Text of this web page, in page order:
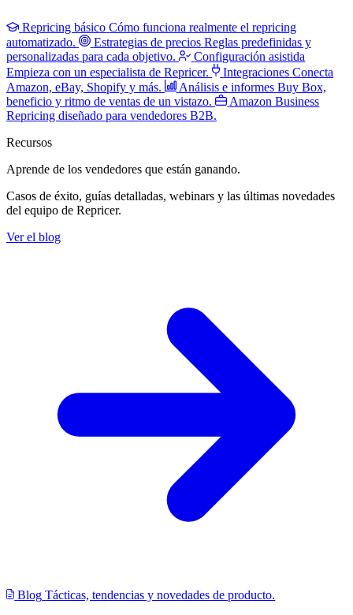
Repricing básico Cómo funciona realmente el repricing
automatizado.
Estrategias de precios Reglas predefinidas y
personalizadas para cada objetivo.
Configuración asistida
Empieza con un especialista de Repricer.
Integraciones Conecta
Amazon, eBay, Shopify y más.
Análisis e informes Buy Box,
beneficio y ritmo de ventas de un vistazo.
Amazon Business
Repricing diseñado para vendedores B2B.
Recursos
Aprende de los vendedores que están ganando.
Casos de éxito, guías detalladas, webinars y las últimas novedades
del equipo de Repricer.
Ver el blog
Blog Tácticas, tendencias y novedades de producto.